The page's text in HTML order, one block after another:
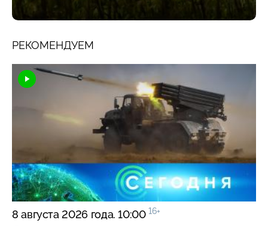
РЕКОМЕНДУЕМ
8 августа 2026 года. 10:00 16+